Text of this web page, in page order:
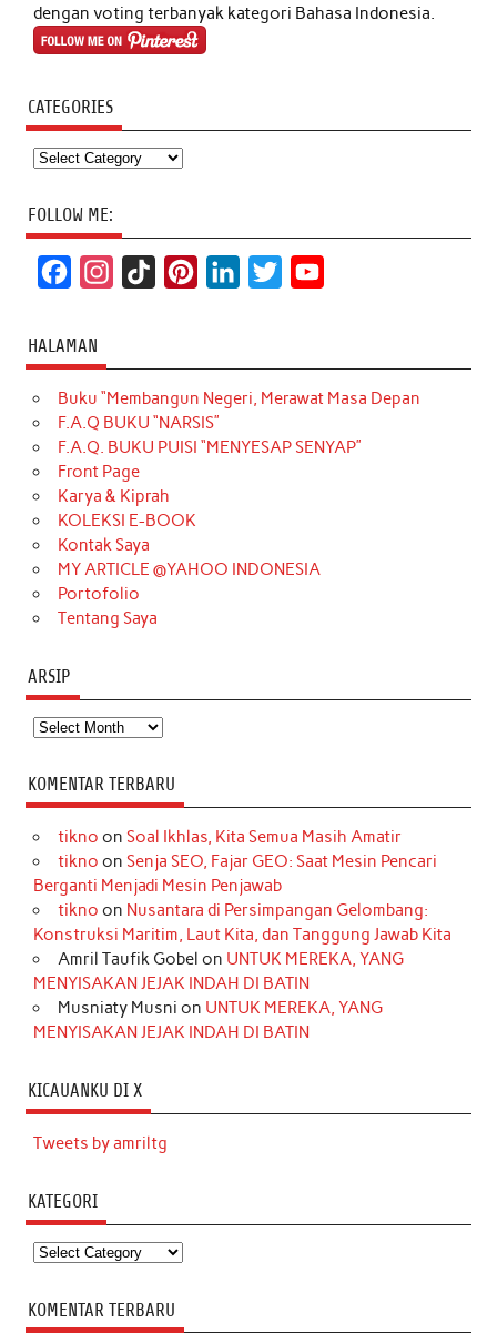
dengan voting terbanyak kategori Bahasa Indonesia.
CATEGORIES
Categories
FOLLOW ME:
c
e
b
o
o
k
t
a
g
r
a
m
T
o
k
t
e
r
k
e
d
t
t
e
T
u
b
HALAMAN
Buku “Membangun Negeri, Merawat Masa Depan
F.A.Q BUKU “NARSIS”
F.A.Q. BUKU PUISI “MENYESAP SENYAP”
Front Page
Karya & Kiprah
KOLEKSI E-BOOK
Kontak Saya
MY ARTICLE @YAHOO INDONESIA
Portofolio
Tentang Saya
ARSIP
Arsip
KOMENTAR TERBARU
tikno on Soal Ikhlas, Kita Semua Masih Amatir
tikno on Senja SEO, Fajar GEO: Saat Mesin Pencari
Berganti Menjadi Mesin Penjawab
tikno on Nusantara di Persimpangan Gelombang:
Konstruksi Maritim, Laut Kita, dan Tanggung Jawab Kita
Amril Taufik Gobel on UNTUK MEREKA, YANG
MENYISAKAN JEJAK INDAH DI BATIN
Musniaty Musni on UNTUK MEREKA, YANG
MENYISAKAN JEJAK INDAH DI BATIN
KICAUANKU DI X
Tweets by amriltg
KATEGORI
Kategori
KOMENTAR TERBARU